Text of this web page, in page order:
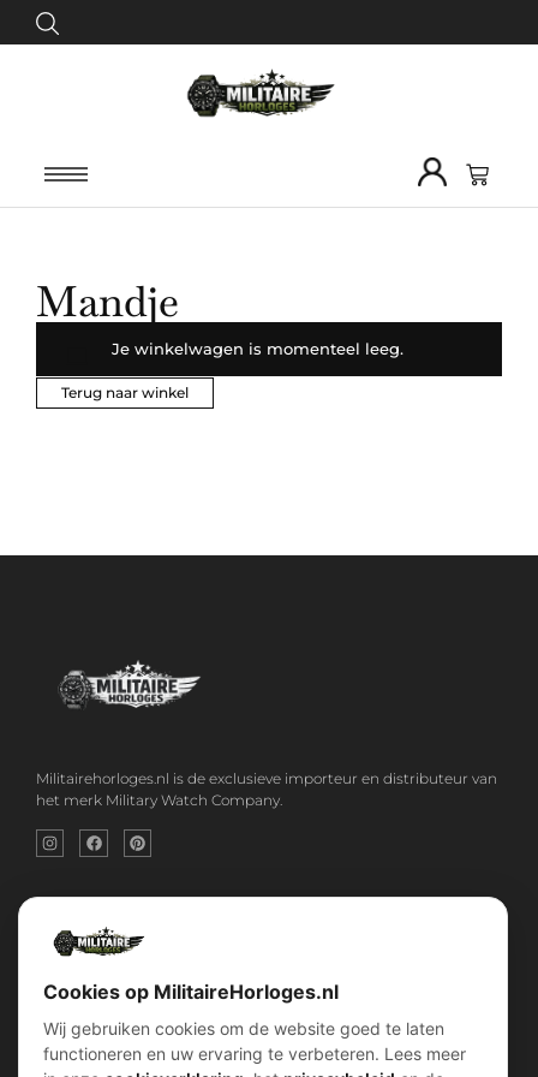
Mandje
Je winkelwagen is momenteel leeg.
Terug naar winkel
Militairehorloges.nl is de exclusieve importeur en distributeur van
het merk Military Watch Company.
Home
Over ons
Contact
Shop
Cookiebeleid
Cookies op MilitaireHorloges.nl
Wij gebruiken cookies om de website goed te laten
functioneren en uw ervaring te verbeteren. Lees meer